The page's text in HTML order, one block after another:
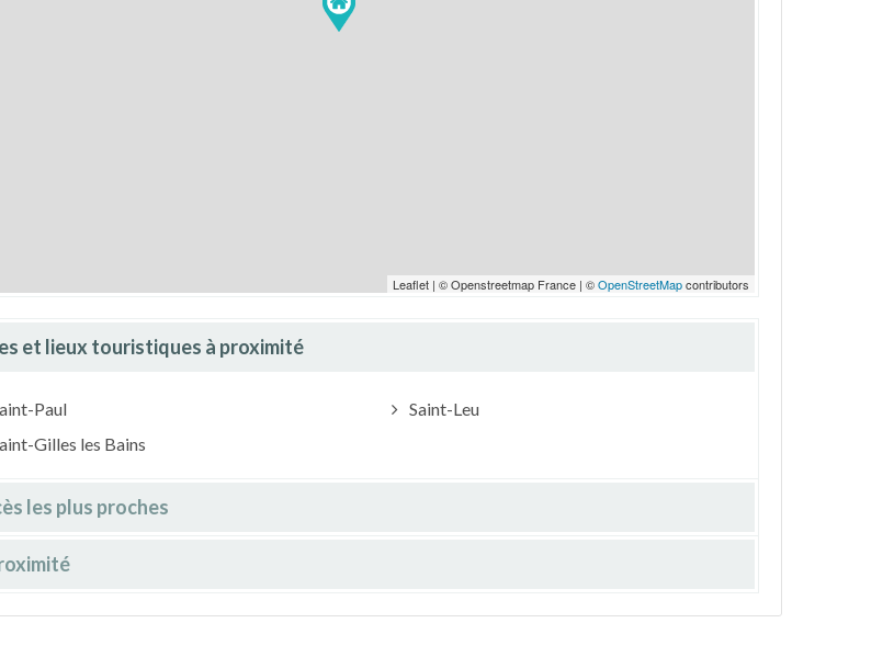
Leaflet | © Openstreetmap France | ©OpenStreetMapcontributors
et lieux touristiques à proximité
Paul
Gilles les Bains
Saint-Leu
les plus proches